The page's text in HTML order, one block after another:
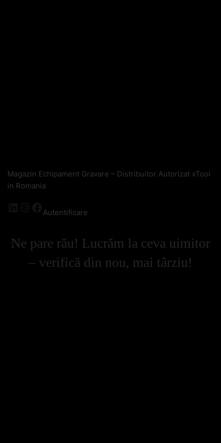
Magazin Echipament Gravare – Distribuitor Autorizat xTool
in Romania
LinkedIn
Instagram
Facebook
Autentificare
Ne pare rău! Lucrăm la ceva uimitor
– verifică din nou, mai târziu!